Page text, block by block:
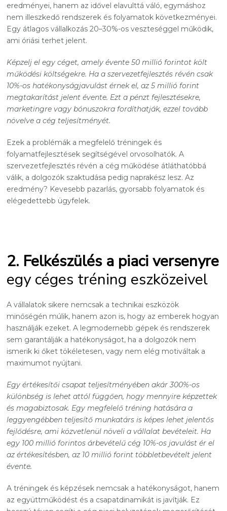
eredményei, hanem az idővel elavulttá váló, egymáshoz
nem illeszkedő rendszerek és folyamatok következményei.
Egy átlagos vállalkozás 20–30%-os veszteséggel működik,
ami óriási terhet jelent.
Képzelj el egy céget, amely évente 50 millió forintot költ
működési költségekre. Ha a szervezetfejlesztés révén csak
10%-os hatékonyságjavulást érnek el, az 5 millió forint
megtakarítást jelent évente. Ezt a pénzt fejlesztésekre,
marketingre vagy bónuszokra fordíthatják, ezzel tovább
növelve a cég teljesítményét.
Ezek a problémák a megfelelő tréningek és
folyamatfejlesztések segítségével orvosolhatók. A
szervezetfejlesztés révén a cég működése átláthatóbbá
válik, a dolgozók szaktudása pedig naprakész lesz. Az
eredmény? Kevesebb pazarlás, gyorsabb folyamatok és
elégedettebb ügyfelek.
2. Felkészülés a piaci versenyre
egy céges tréning eszközeivel
A vállalatok sikere nemcsak a technikai eszközök
minőségén múlik, hanem azon is, hogy az emberek hogyan
használják ezeket. A legmodernebb gépek és rendszerek
sem garantálják a hatékonyságot, ha a dolgozók nem
ismerik ki őket tökéletesen, vagy nem elég motiváltak a
maximumot nyújtani.
Egy értékesítői csapat teljesítményében akár 300%-os
különbség is lehet attól függően, hogy mennyire képzettek
és magabiztosak. Egy megfelelő tréning hatására a
leggyengébben teljesítő munkatárs is képes lehet jelentős
fejlődésre, ami közvetlenül növeli a vállalat bevételeit. Ha
egy 100 millió forintos árbevételű cég 10%-os javulást ér el
az értékesítésben, az 10 millió forint többletbevételt jelent
évente.
A tréningek és képzések nemcsak a hatékonyságot, hanem
az együttműködést és a csapatdinamikát is javítják. Ez